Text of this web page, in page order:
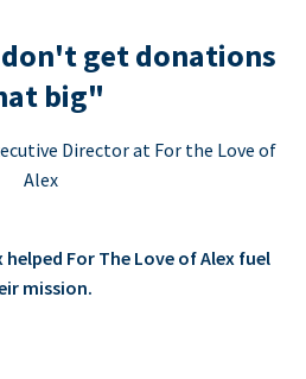
get donations
big"
Director at For the Love of
Alex
For The Love of Alex fuel
mission.